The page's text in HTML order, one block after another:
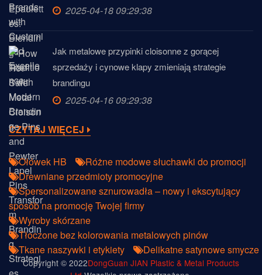
2025-04-18 09:29:38
Jak metalowe przypinki cloisonne z gorącej
sprzedaży i cynowe klapy zmieniają strategie
brandingu
2025-04-16 09:29:38
CZYTAJ WIĘCEJ
Ołówek HB
Różne modowe słuchawki do promocji
Drewniane przedmioty promocyjne
Spersonalizowane sznurowadła – nowy i ekscytujący
sposób na promocję Twojej firmy
Wyroby skórzane
Tłoczone bez kolorowania metalowych pinów
Tkane naszywki i etykiety
Delikatne satynowe smycze
Copyright © 2022DongGuan JIAN Plastic & Metal Products